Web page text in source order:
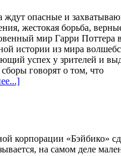
ждут опасные и
жестокая борьба,
мир Гарри Поттера
истории из мира
успех у зрителей и
говорят о том, что
корпорации «Бэйбико»
на самом деле